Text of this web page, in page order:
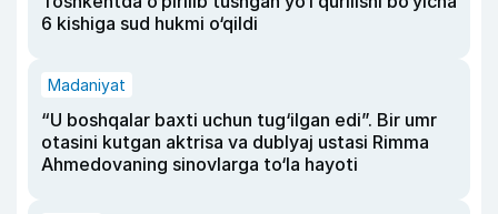
6 kishiga sud hukmi o‘qildi
Madaniyat
“U boshqalar baxti uchun tug‘ilgan edi”. Bir umr
otasini kutgan aktrisa va dublyaj ustasi Rimma
Ahmedovaning sinovlarga to‘la hayoti